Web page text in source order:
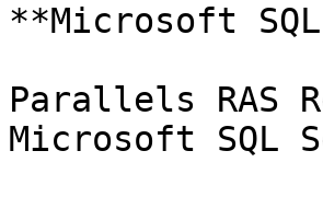
**Microsoft
Parallels RAS
Microsoft SQL